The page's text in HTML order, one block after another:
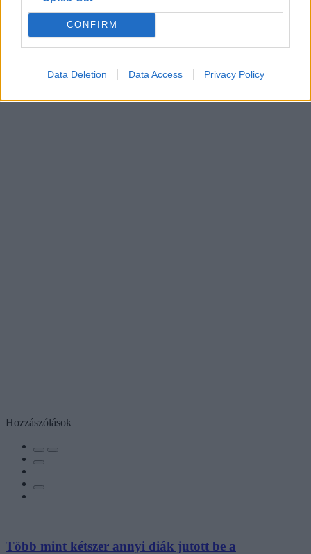
CONFIRM
Data Deletion Data Access Privacy Policy
Hozzászólások
Több mint kétszer annyi diák jutott be a